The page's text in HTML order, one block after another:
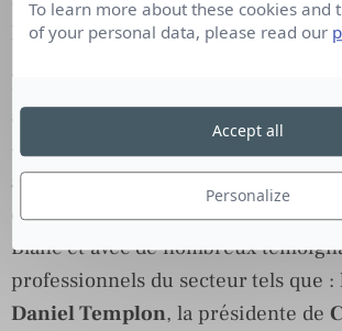
Fondateur de l’Agence
Disponible à la lecture numérique,
aussi lire et retrouver une très
«
Quand l’humanité vit une
ancre, un totem, un baume et une
édité par Communic’Art. Préfacé
Blanc et avec de nombreux
professionnels du secteurtels que :
Daniel Templon, la présidente de
To learn more about these cookies and
of your personal data, please read our
Personalize
Accept all